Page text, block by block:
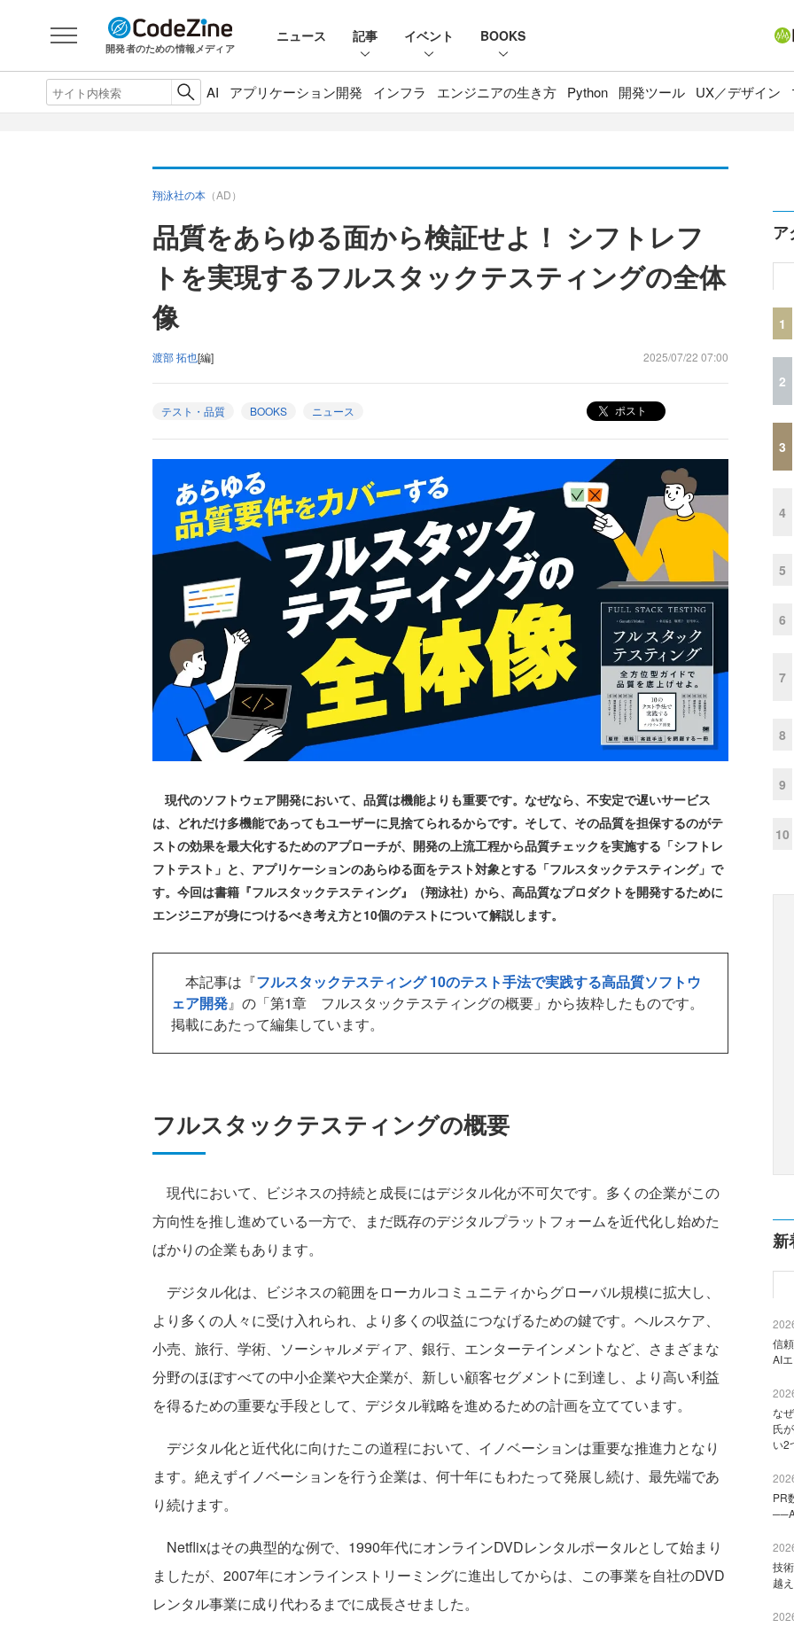
開発者のための情報メディア
ニュース 記事 イベント BOOKS
AI アプリケーション開発 インフラ エンジニアの生き方 Python 開発ツール UX／デザイン
翔泳社の本 （AD）
品質をあらゆる面から検証せよ！ シフトレフ
トを実現するフルスタックテスティングの全体
像
渡部 拓也[編] 2025/07/22 07:00
テスト・品質 BOOKS ニュース ポスト
現代のソフトウェア開発において、品質は機能よりも重要です。なぜなら、不安定で遅いサービス
は、どれだけ多機能であってもユーザーに見捨てられるからです。そして、その品質を担保するのがテ
ストの効果を最大化するためのアプローチが、開発の上流工程から品質チェックを実施する「シフトレ
フトテスト」と、アプリケーションのあらゆる面をテスト対象とする「フルスタックテスティング」で
す。今回は書籍『フルスタックテスティング』（翔泳社）から、高品質なプロダクトを開発するために
エンジニアが身につけるべき考え方と10個のテストについて解説します。
本記事は『フルスタックテスティング 10のテスト手法で実践する高品質ソフトウ
ェア開発』の「第1章 フルスタックテスティングの概要」から抜粋したものです。
掲載にあたって編集しています。
フルスタックテスティングの概要
現代において、ビジネスの持続と成長にはデジタル化が不可欠です。多くの企業がこの
方向性を推し進めている一方で、まだ既存のデジタルプラットフォームを近代化し始めた
ばかりの企業もあります。
デジタル化は、ビジネスの範囲をローカルコミュニティからグローバル規模に拡大し、
より多くの人々に受け入れられ、より多くの収益につなげるための鍵です。ヘルスケア、
小売、旅行、学術、ソーシャルメディア、銀行、エンターテインメントなど、さまざまな
分野のほぼすべての中小企業や大企業が、新しい顧客セグメントに到達し、より高い利益
を得るための重要な手段として、デジタル戦略を進めるための計画を立てています。
デジタル化と近代化に向けたこの道程において、イノベーションは重要な推進力となり
ます。絶えずイノベーションを行う企業は、何十年にもわたって発展し続け、最先端であ
り続けます。
Netflixはその典型的な例で、1990年代にオンラインDVDレンタルポータルとして始まり
ましたが、2007年にオンラインストリーミングに進出してからは、この事業を自社のDVD
レンタル事業に成り代わるまでに成長させました。
ア
1
2
3
4
5
6
7
8
9
10
新
信
AI
な
氏
い2
PR
技
越